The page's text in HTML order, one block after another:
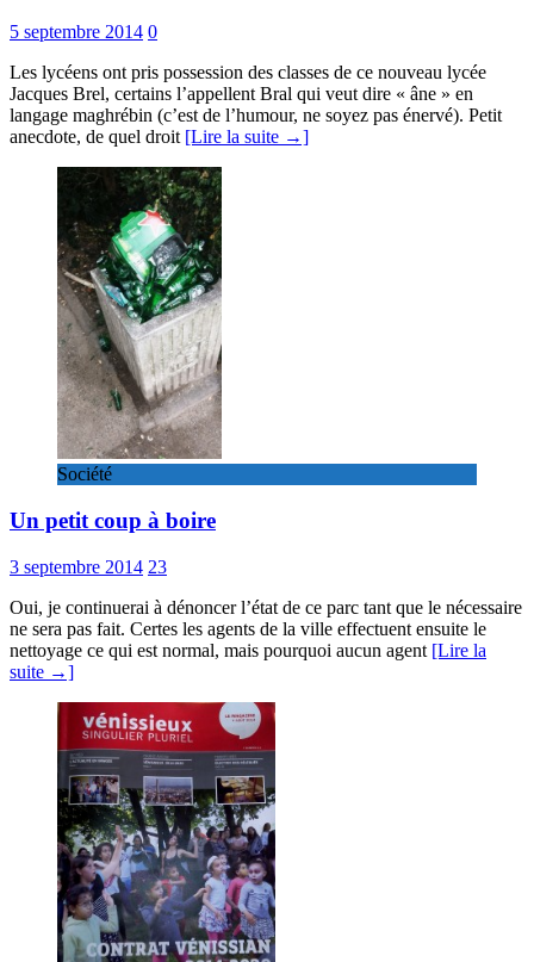
5 septembre 2014 0
Les lycéens ont pris possession des classes de ce nouveau lycée
Jacques Brel, certains l’appellent Bral qui veut dire « âne » en
langage maghrébin (c’est de l’humour, ne soyez pas énervé). Petit
anecdote, de quel droit [Lire la suite →]
Société
Un petit coup à boire
3 septembre 2014 23
Oui, je continuerai à dénoncer l’état de ce parc tant que le nécessaire
ne sera pas fait. Certes les agents de la ville effectuent ensuite le
nettoyage ce qui est normal, mais pourquoi aucun agent [Lire la
suite →]